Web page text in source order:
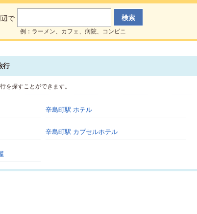
辺で
例：ラーメン、カフェ、病院、コンビニ
行
を探すことができます。
辛島町駅 ホテル
辛島町駅 カプセルホテル